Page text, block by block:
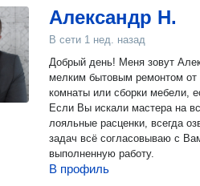
Александр Н.
В сети 1 нед. назад
Добрый день! Меня зовут
мелким бытовым ремонтом
комнаты или сборки мебели,
Если Вы искали мастера на
лояльные расценки, всегда
задач всё согласовываю с
выполненную работу.
В профиль